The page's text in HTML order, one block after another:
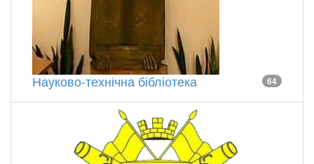
Науково-технічна бібліотека 64